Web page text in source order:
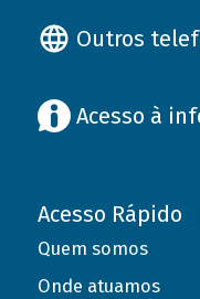
Outros
Acesso à
Acesso Rápido
Quem somos
Onde atuamos